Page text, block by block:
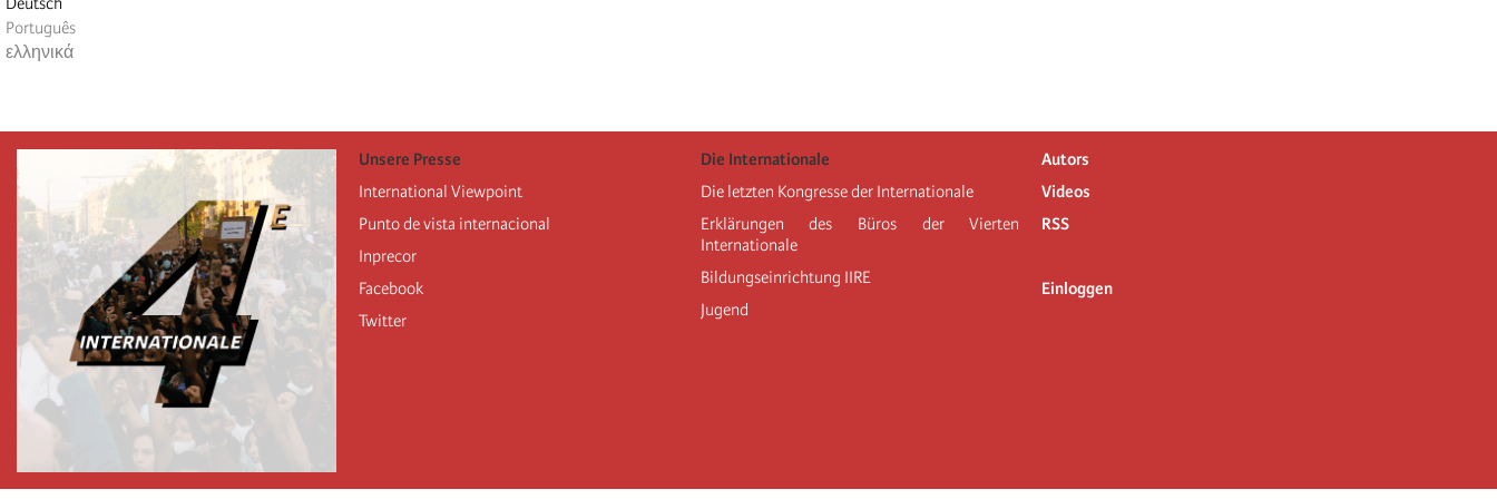
Português
ελληνικά
Unsere Presse
International Viewpoint
Punto de vista internacional
Inprecor
Facebook
Twitter
Die Internationale
Die letzten Kongresse der Internationale
Erklärungen des Büros der Vierten
Internationale
Bildungseinrichtung IIRE
Jugend
Autors
Videos
RSS
Einloggen